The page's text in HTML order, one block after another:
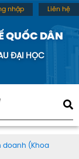
QUỐC DÂN
ĐẠI HỌC
nhập Liên hệ
doanh (Khoa